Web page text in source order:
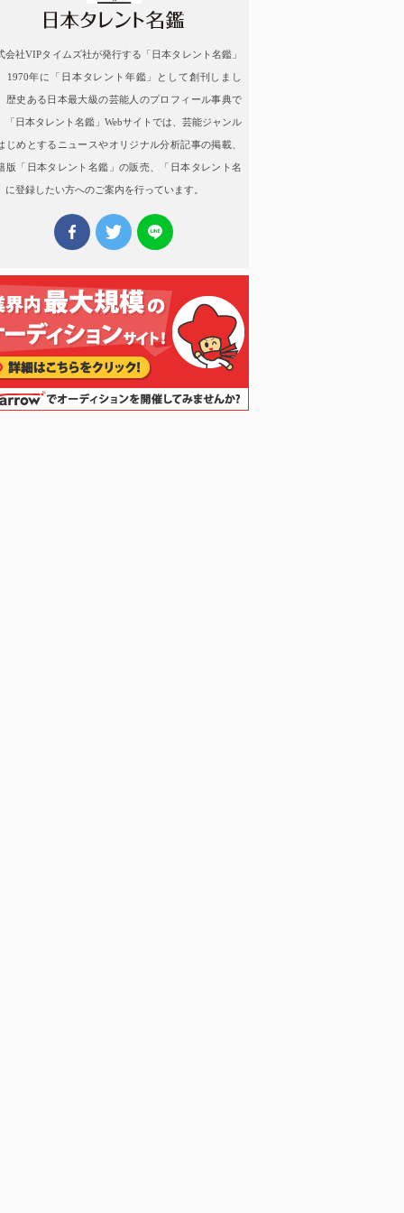
会社VIPタイムズ社が発行する「日本タレント名鑑」
1970年に「日本タレント年鑑」として創刊しまし
歴史ある日本最大級の芸能人のプロフィール事典で
「日本タレント名鑑」Webサイトでは、芸能ジャンル
じめとするニュースやオリジナル分析記事の掲載、
版「日本タレント名鑑」の販売、「日本タレント名
に登録したい方へのご案内を行っています。